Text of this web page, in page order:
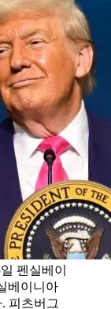
펜실베이
베이니아
피츠버그